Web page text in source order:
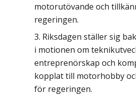
motorutövande och
regeringen.
Riksdagen ställer sig
i motionen om
entreprenörskap och
kopplat till motorhobby
för regeringen.